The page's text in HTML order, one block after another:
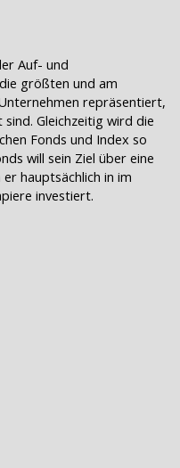
Auf- und
größten und am
repräsentiert,
Gleichzeitig wird die
Fonds und Index so
will sein Ziel über eine
hauptsächlich in im
investiert.